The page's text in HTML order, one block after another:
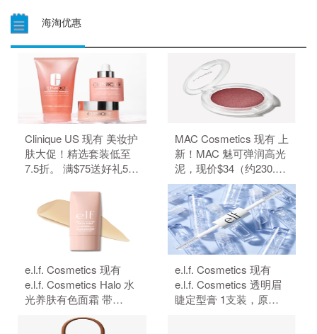
海淘优惠
Clinique US 现有 美妆护
肤大促！精选套装低至
7.5折。 满$75送好礼5
件。 无需使用优惠码。
MAC Cosmetics 现有 上
新！MAC 魅可弹润高光
泥，现价$34（约230.29
元）。 无需使用优惠
码。
e.l.f. Cosmetics 现有
e.l.f. Cosmetics Halo 水
光养肤有色面霜 带
SPF50 防晒，原价
$18，现特价$14（约
e.l.f. Cosmetics 现有
e.l.f. Cosmetics 透明眉
睫定型膏 1支装，原价